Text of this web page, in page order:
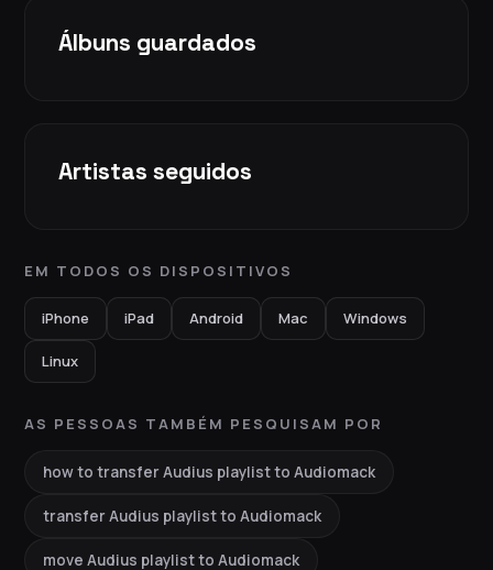
Álbuns guardados
Artistas seguidos
EM TODOS OS DISPOSITIVOS
iPhone iPad Android Mac Windows
Linux
AS PESSOAS TAMBÉM PESQUISAM POR
how to transfer Audius playlist to Audiomack
transfer Audius playlist to Audiomack
move Audius playlist to Audiomack